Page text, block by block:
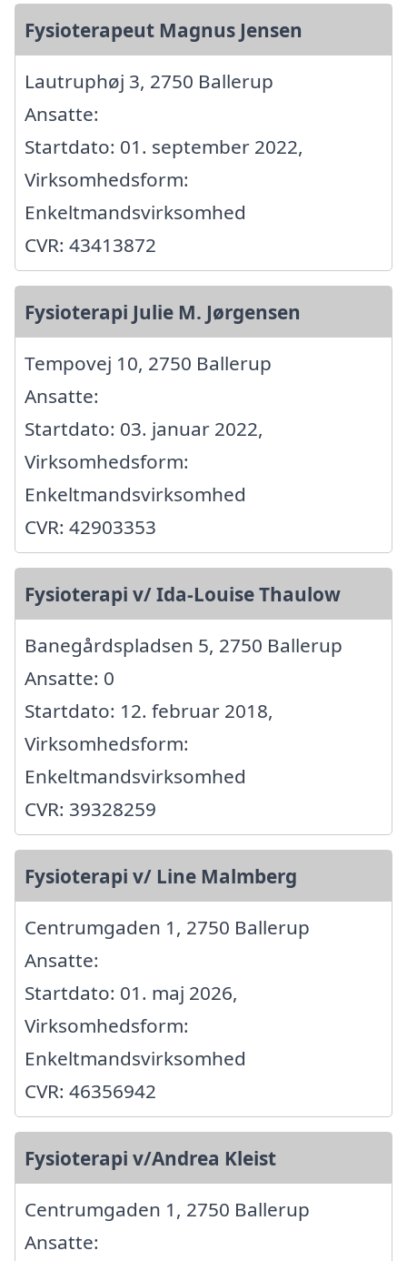
Fysioterapeut Magnus Jensen
Lautruphøj 3, 2750 Ballerup
Ansatte:
Startdato: 01. september 2022,
Virksomhedsform:
Enkeltmandsvirksomhed
CVR: 43413872
Fysioterapi Julie M. Jørgensen
Tempovej 10, 2750 Ballerup
Ansatte:
Startdato: 03. januar 2022,
Virksomhedsform:
Enkeltmandsvirksomhed
CVR: 42903353
Fysioterapi v/ Ida-Louise Thaulow
Banegårdspladsen 5, 2750 Ballerup
Ansatte: 0
Startdato: 12. februar 2018,
Virksomhedsform:
Enkeltmandsvirksomhed
CVR: 39328259
Fysioterapi v/ Line Malmberg
Centrumgaden 1, 2750 Ballerup
Ansatte:
Startdato: 01. maj 2026,
Virksomhedsform:
Enkeltmandsvirksomhed
CVR: 46356942
Fysioterapi v/Andrea Kleist
Centrumgaden 1, 2750 Ballerup
Ansatte: